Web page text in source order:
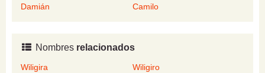
Damián
Camilo
Nombres relacionados
Wiligira
Wiligiro